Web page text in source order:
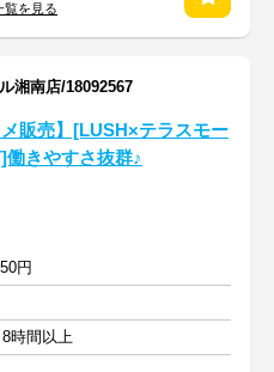
覧を見る
湘南店/18092567
メ販売】[LUSH×テラスモー
働きやすさ抜群♪
円
時間以上